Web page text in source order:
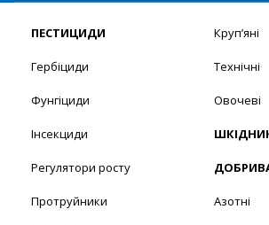
ПЕСТИЦИДИ
Гербіциди
Фунгіциди
Інсекциди
Регулятори росту
Протруйники
Круп’яні
Технічні
Овочеві
Азотні